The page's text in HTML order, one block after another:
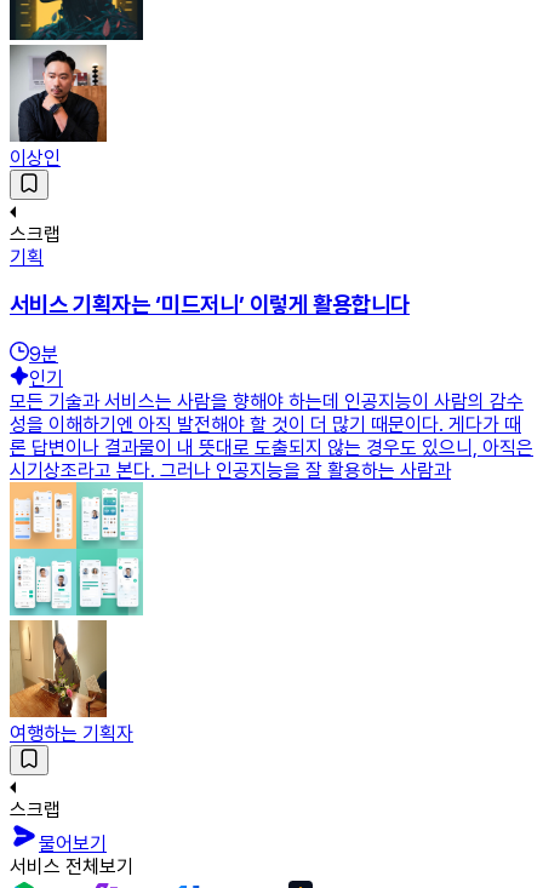
이상인
스크랩
기획
서비스 기획자는 ‘미드저니’ 이렇게 활용합니다
9분
인기
모든 기술과 서비스는 사람을 향해야 하는데 인공지능이 사람의 감수
성을 이해하기엔 아직 발전해야 할 것이 더 많기 때문이다. 게다가 때
론 답변이나 결과물이 내 뜻대로 도출되지 않는 경우도 있으니, 아직은
시기상조라고 본다. 그러나 인공지능을 잘 활용하는 사람과
여행하는 기획자
스크랩
물어보기
서비스 전체보기